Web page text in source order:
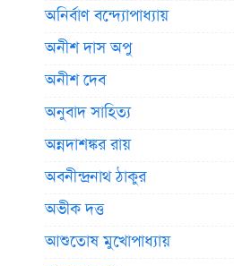
অনির্বাণ বন্দ্যোপাধ্যায়
অনীশ দাস অপু
অনীশ দেব
অনুবাদ সাহিত্য
অন্নদাশঙ্কর রায়
অবনীন্দ্রনাথ ঠাকুর
অভীক দত্ত
আশুতোষ মুখোপাধ্যায়